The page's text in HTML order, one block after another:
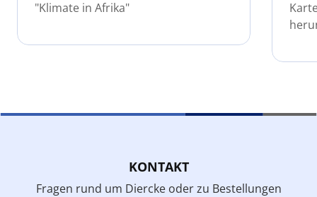
"Klimate in Afrika"
KONTAKT
Fragen rund um Diercke oder zu Bestellungen